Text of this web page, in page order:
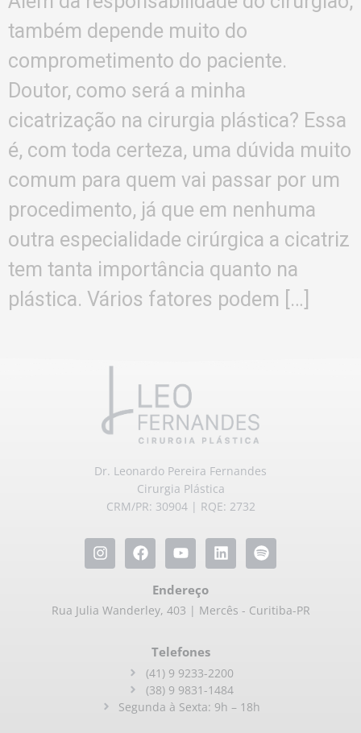
também depende muito do
comprometimento do paciente.
Doutor, como será a minha
cicatrização na cirurgia plástica? Essa
é, com toda certeza, uma dúvida muito
comum para quem vai passar por um
procedimento, já que em nenhuma
outra especialidade cirúrgica a cicatriz
tem tanta importância quanto na
plástica. Vários fatores podem […]
Dr. Leonardo Pereira Fernandes
Cirurgia Plástica
CRM/PR: 30904 | RQE: 2732
Endereço
Rua Julia Wanderley, 403 | Mercês - Curitiba-PR
Telefones
(41) 9 9233-2200
(38) 9 9831-1484
Segunda à Sexta: 9h – 18h